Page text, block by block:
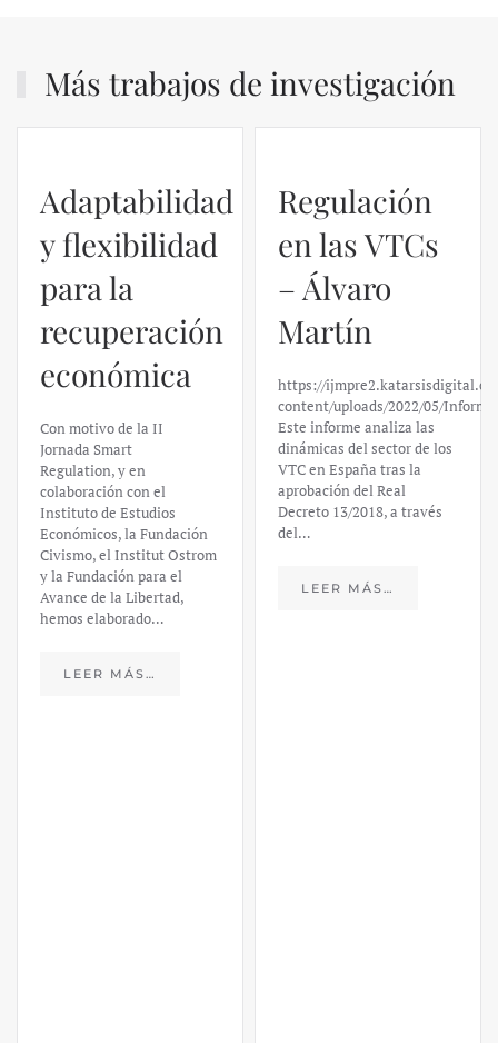
Más trabajos de investigación
Regulación
en las VTCs
– Álvaro
Martín
https://ijmpre2.katarsisdigital.com/wp-
content/uploads/2022/05/Informe_sobre_las_VTC.pdf
Este informe analiza las
dinámicas del sector de los
VTC en España tras la
aprobación del Real
Decreto 13/2018, a través
del…
LEER MÁS…
El caso de
Silicon
Valley Bank:
un análisis
financiero –
Daniel
Fernández